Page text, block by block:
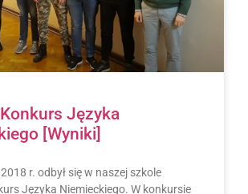
Języka
[Wyniki]
r. odbył się w naszej szkole
Języka Niemieckiego. W konkursie